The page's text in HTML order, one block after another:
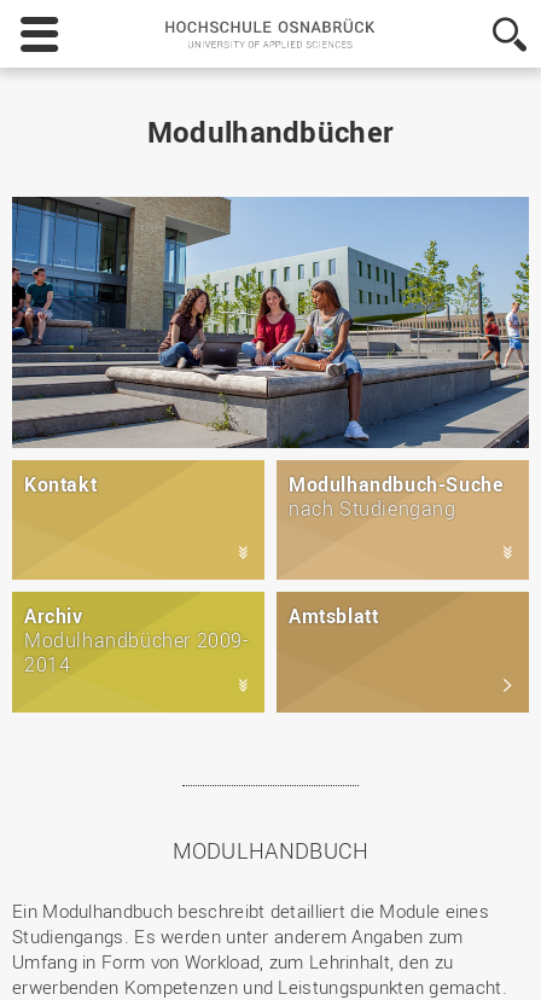
Hochschule
Osnabrück
-
Modulhandbücher
Kontakt
Modulhandbuch-Suche
nach Studiengang
Archiv
Modulhandbücher 2009-
2014
Amtsblatt
MODULHANDBUCH
Ein Modulhandbuch beschreibt detailliert die Module eines
Studiengangs. Es werden unter anderem Angaben zum
Umfang in Form von Workload, zum Lehrinhalt, den zu
erwerbenden Kompetenzen und Leistungspunkten gemacht.